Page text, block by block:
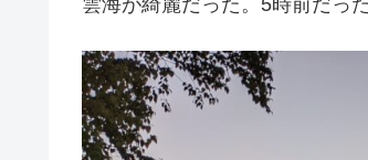
雲海が綺麗だった。5時前だっ